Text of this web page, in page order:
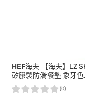
HEF海夫 【海夫】LZ
矽膠製防滑餐墊 象牙色
(B0169-01)
(0)